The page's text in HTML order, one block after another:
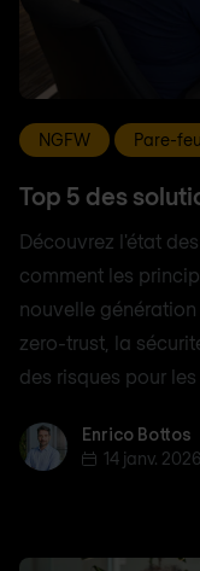
NGFW Pare-feu
Top 5 des
Découvrez l'état
comment les
nouvelle
zero-trust, la
des risques pour
Enrico BottosEnrico Bottos
14 janv. 2026